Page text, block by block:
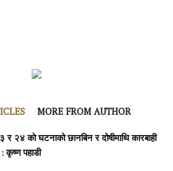
MORE FROM AUTHOR
र २४ काे घटनाको छानबिन र दोषीमाथि कारबाही
: कृष्ण पहाडी